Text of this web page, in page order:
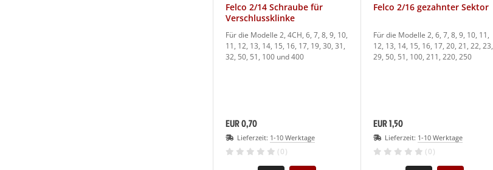
Felco 2/14 Schraube für
Verschlussklinke
Für die Modelle 2, 4CH, 6, 7, 8, 9, 10,
11, 12, 13, 14, 15, 16, 17, 19, 30, 31,
32, 50, 51, 100 und 400
EUR 0,70
Lieferzeit: 1-10 Werktage
(0)
Felco 2/16 gezahnter Sektor
Für die Modelle 2, 6, 7, 8, 9, 10, 11,
12, 13, 14, 15, 16, 17, 20, 21, 22, 23,
29, 50, 51, 100, 211, 220, 250
EUR 1,50
Lieferzeit: 1-10 Werktage
(0)